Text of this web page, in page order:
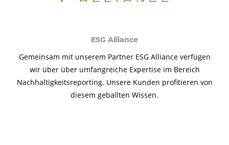
ESG Alliance
Gemeinsam mit unserem Partner ESG Alliance verfügen
wir über über umfangreiche Expertise im Bereich
Nachhaltigkeitsreporting. Unsere Kunden profitieren von
diesem geballten Wissen.